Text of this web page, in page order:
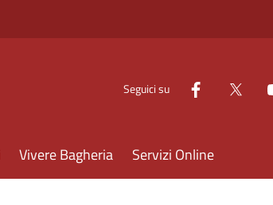
Seguici su
Vivere Bagheria Servizi Online